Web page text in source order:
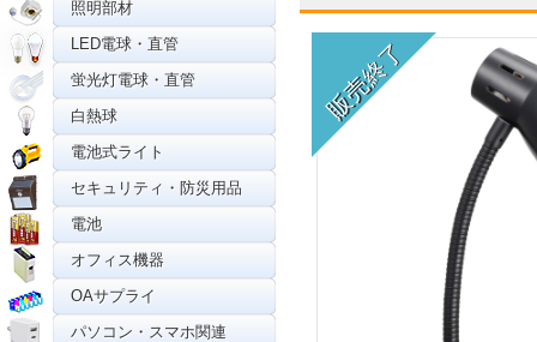
照明部材
LED電球・直管
蛍光灯電球・直管
白熱球
電池式ライト
セキュリティ・防災用品
電池
オフィス機器
OAサプライ
パソコン・スマホ関連